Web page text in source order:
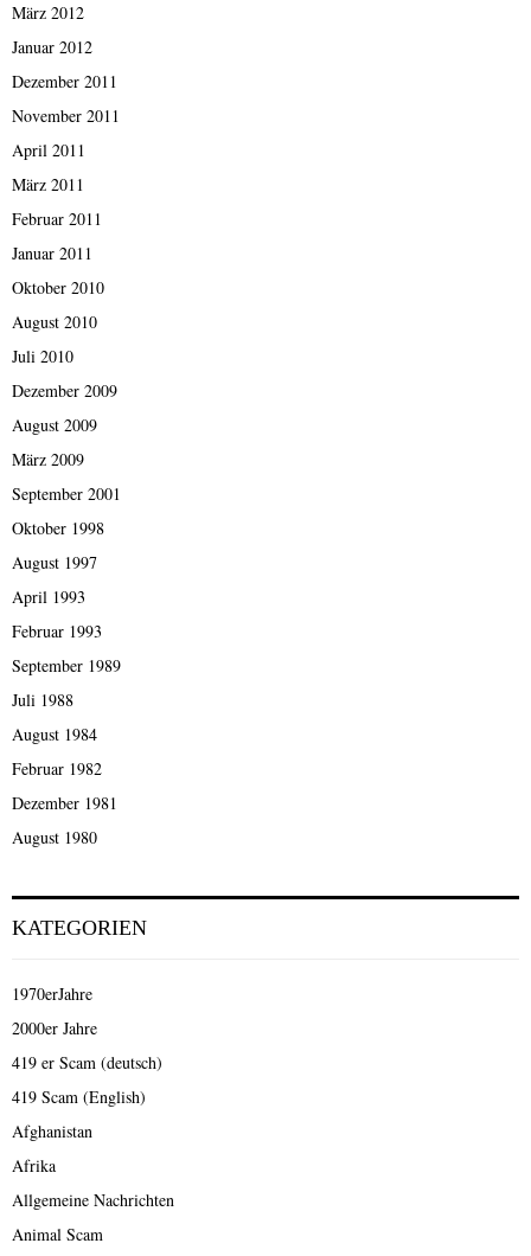
März 2012
Januar 2012
Dezember 2011
November 2011
April 2011
März 2011
Februar 2011
Januar 2011
Oktober 2010
August 2010
Juli 2010
Dezember 2009
August 2009
März 2009
September 2001
Oktober 1998
August 1997
April 1993
Februar 1993
September 1989
Juli 1988
August 1984
Februar 1982
Dezember 1981
August 1980
KATEGORIEN
1970erJahre
2000er Jahre
419 er Scam (deutsch)
419 Scam (English)
Afghanistan
Afrika
Allgemeine Nachrichten
Animal Scam